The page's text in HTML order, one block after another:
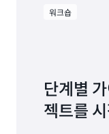
워크숍
단계별
젝트를